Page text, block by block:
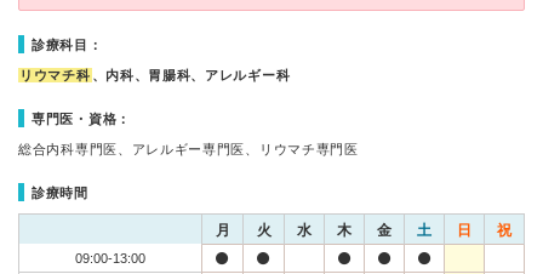
診療科目：
リウマチ科 、内科、胃腸科、アレルギー科
専門医・資格：
総合内科専門医、アレルギー専門医、リウマチ専門医
診療時間
月 火 水 木 金 土 日 祝
09:00-13:00